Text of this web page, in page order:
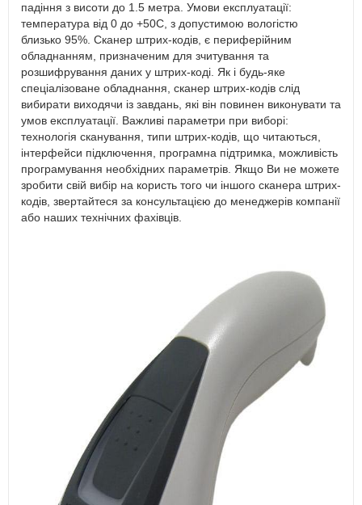
падіння з висоти до 1.5 метра. Умови експлуатації:
температура від 0 до +50С, з допустимою вологістю
близько 95%. Сканер штрих-кодів, є периферійним
обладнанням, призначеним для зчитування та
розшифрування даних у штрих-коді. Як і будь-яке
спеціалізоване обладнання, сканер штрих-кодів слід
вибирати виходячи із завдань, які він повинен виконувати та
умов експлуатації. Важливі параметри при виборі:
технологія сканування, типи штрих-кодів, що читаються,
інтерфейси підключення, програмна підтримка, можливість
програмування необхідних параметрів. Якщо Ви не можете
зробити свій вибір на користь того чи іншого сканера штрих-
кодів, звертайтеся за консультацією до менеджерів компанії
або наших технічних фахівців.